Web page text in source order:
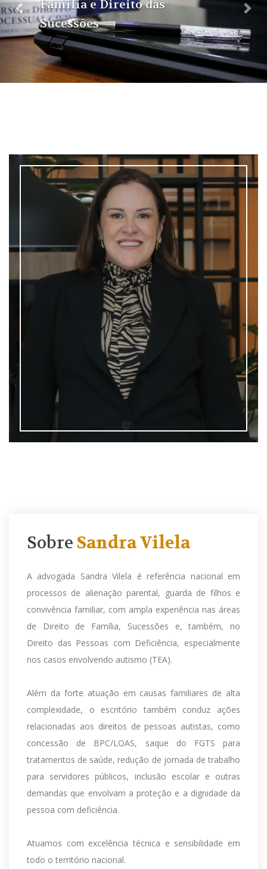
Família e Direito das
Sucessões
Sobre Sandra Vilela
A advogada Sandra Vilela é referência nacional em
processos de alienação parental, guarda de filhos e
convivência familiar, com ampla experiência nas áreas
de Direito de Família, Sucessões e, também, no
Direito das Pessoas com Deficiência, especialmente
nos casos envolvendo autismo (TEA).
Além da forte atuação em causas familiares de alta
complexidade, o escritório também conduz ações
relacionadas aos direitos de pessoas autistas, como
concessão de BPC/LOAS, saque do FGTS para
tratamentos de saúde, redução de jornada de trabalho
para servidores públicos, inclusão escolar e outras
demandas que envolvam a proteção e a dignidade da
pessoa com deficiência.
Atuamos com excelência técnica e sensibilidade em
todo o território nacional.